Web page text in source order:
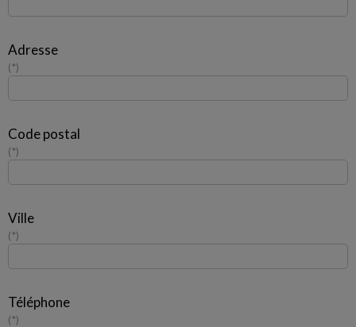
Adresse
*
Code postal
*
Ville
*
Téléphone
*